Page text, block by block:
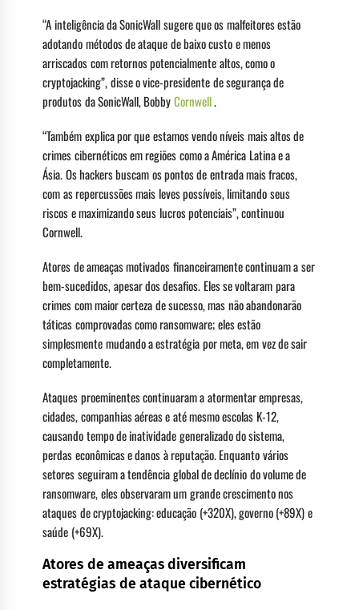
“A inteligência da SonicWall sugere que os malfeitores estão
adotando métodos de ataque de baixo custo e menos
arriscados com retornos potencialmente altos, como o
cryptojacking”, disse o vice-presidente de segurança de
produtos da SonicWall, BobbyCornwell.
“Também explica por que estamos vendo níveis mais altos de
crimes cibernéticos em regiões como a América Latina e a
Ásia. Os hackers buscam os pontos de entrada mais fracos,
com as repercussões mais leves possíveis, limitando seus
riscos e maximizando seus lucros potenciais”, continuou
Cornwell.
Atores de ameaças motivados financeiramente continuam a ser
bem-sucedidos, apesar dos desafios. Eles se voltaram para
crimes com maior certeza de sucesso, mas não abandonarão
táticas comprovadas como ransomware; eles estão
simplesmente mudando a estratégia por meta, em vez de sair
completamente.
Ataques proeminentes continuaram a atormentar empresas,
cidades, companhias aéreas e até mesmo escolas K-12,
causando tempo de inatividade generalizado do sistema,
perdas econômicas e danos à reputação. Enquanto vários
setores seguiram a tendência global de declínio do volume de
ransomware, eles observaram um grande crescimento nos
ataques de cryptojacking: educação (+320X), governo (+89X) e
saúde (+69X).
Atores de ameaças diversificam
estratégias de ataque cibernético